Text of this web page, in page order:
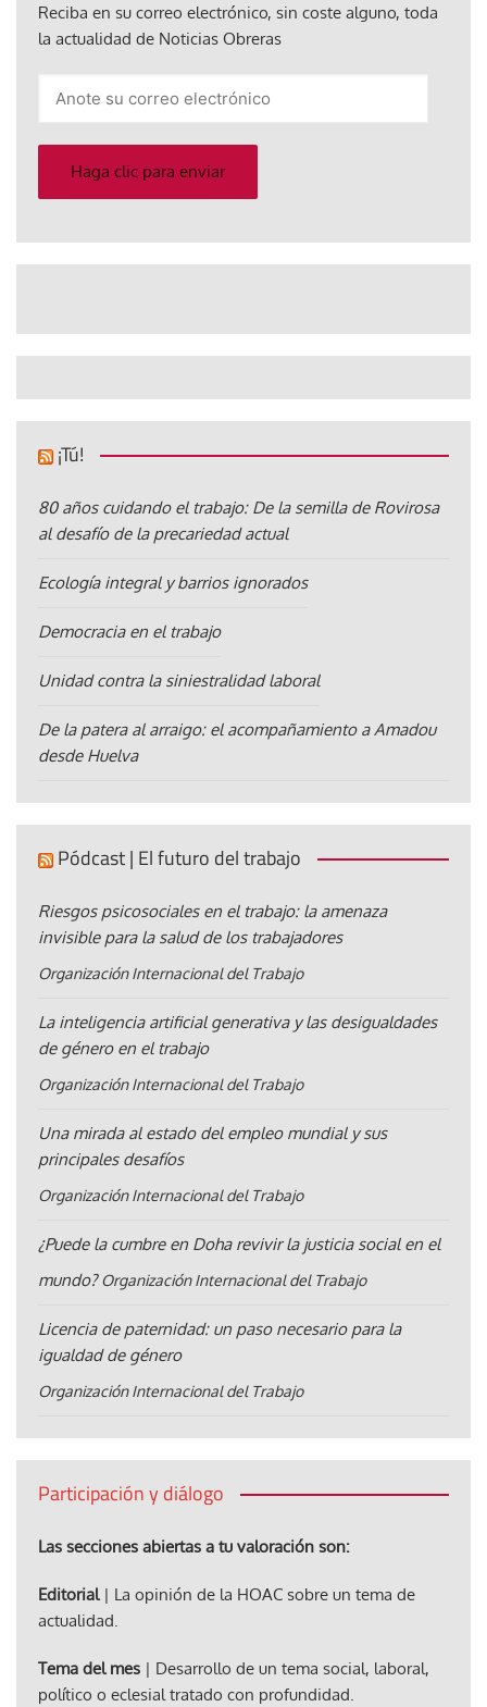
Reciba en su correo electrónico, sin coste alguno, toda
la actualidad de Noticias Obreras
electrónico
Haga clic para enviar
¡Tú!
80 años cuidando el trabajo: De la semilla de Rovirosa
al desafío de la precariedad actual
Ecología integral y barrios ignorados
Democracia en el trabajo
Unidad contra la siniestralidad laboral
De la patera al arraigo: el acompañamiento a Amadou
desde Huelva
Pódcast | El futuro del trabajo
Riesgos psicosociales en el trabajo: la amenaza
invisible para la salud de los trabajadores
Organización Internacional del Trabajo
La inteligencia artificial generativa y las desigualdades
de género en el trabajo
Organización Internacional del Trabajo
Una mirada al estado del empleo mundial y sus
principales desafíos
Organización Internacional del Trabajo
¿Puede la cumbre en Doha revivir la justicia social en el
mundo? Organización Internacional del Trabajo
Licencia de paternidad: un paso necesario para la
igualdad de género
Organización Internacional del Trabajo
Participación y diálogo
Las secciones abiertas a tu valoración son:
Editorial| La opinión de la HOAC sobre un tema de
actualidad.
Tema del mes | Desarrollo de un tema social, laboral,
político o eclesial tratado con profundidad.